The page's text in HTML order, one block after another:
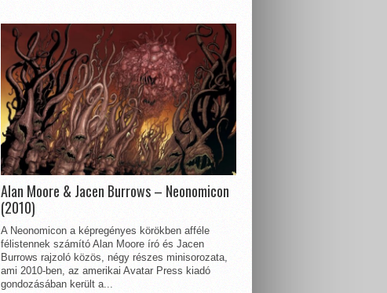
Alan Moore & Jacen Burrows – Neonomicon
(2010)
A Neonomicon a képregényes körökben afféle
félistennek számító Alan Moore író és Jacen
Burrows rajzoló közös, négy részes minisorozata,
ami 2010-ben, az amerikai Avatar Press kiadó
gondozásában került a...